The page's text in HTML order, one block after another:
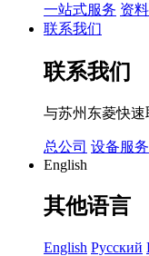
一站式服务 资
联系我们
联系我们
与苏州东菱快速
总公司 设备服务
English
其他语言
English Русский